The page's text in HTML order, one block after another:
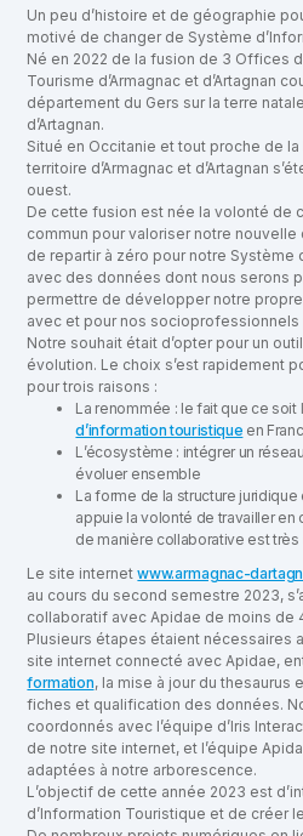
Un peu d’histoire et de géographie
motivé de changer de Système
Né en 2022 de la fusion de 3 Offices
Tourisme d’Armagnac et d’Artagnan
département du Gers sur la terre
d’Artagnan.
Situé en Occitanie et tout proche de
territoire d’Armagnac et d’Artagnan
ouest.
De cette fusion est née la volonté de
commun pour valoriser notre
de repartir à zéro pour notre Système
avec des données dont nous serons
permettre de développer notre
avec et pour nos socioprofessionnels
Notre souhait était d’opter pour un
évolution. Le choix s’est rapidement
pour trois raisons :
La renommée : le fait que ce soit
d’information touristique en
L’écosystème : intégrer un
évoluer ensemble
La forme de la structure
appuie la volonté de travailler en
de manière collaborative est très
Le site internetwww.armagnac-
au cours du second semestre 2023,
collaboratif avec Apidae de moins de
Plusieurs étapes étaient nécessaires
site internet connecté avec Apidae,
formation, la mise à jour du thesaurus
fiches et qualification des données.
coordonnés avec l’équipe d’Iris
de notre site internet, et l’équipe
adaptées à notre arborescence.
L’objectif de cette année 2023 est
d’Information Touristique et de créer